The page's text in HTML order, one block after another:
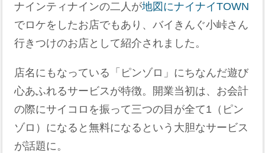
ナインティナインの二人が地図にナイナイTOWN
でロケをしたお店でもあり、バイきんぐ小峠さん
行きつけのお店として紹介されました。
店名にもなっている「ピンゾロ」にちなんだ遊び
心あふれるサービスが特徴。開業当初は、お会計
の際にサイコロを振って三つの目が全て1（ピン
ゾロ）になると無料になるという大胆なサービス
が話題に。